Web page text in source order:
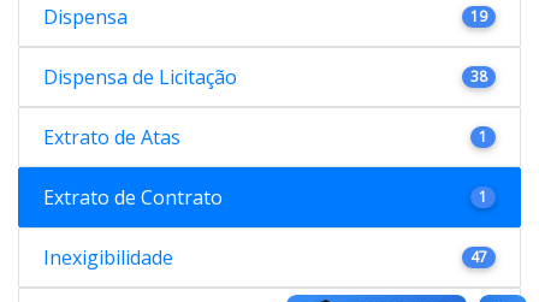
Dispensa 19
Dispensa de Licitação 38
Extrato de Atas 1
Extrato de Contrato 1
Inexigibilidade 47